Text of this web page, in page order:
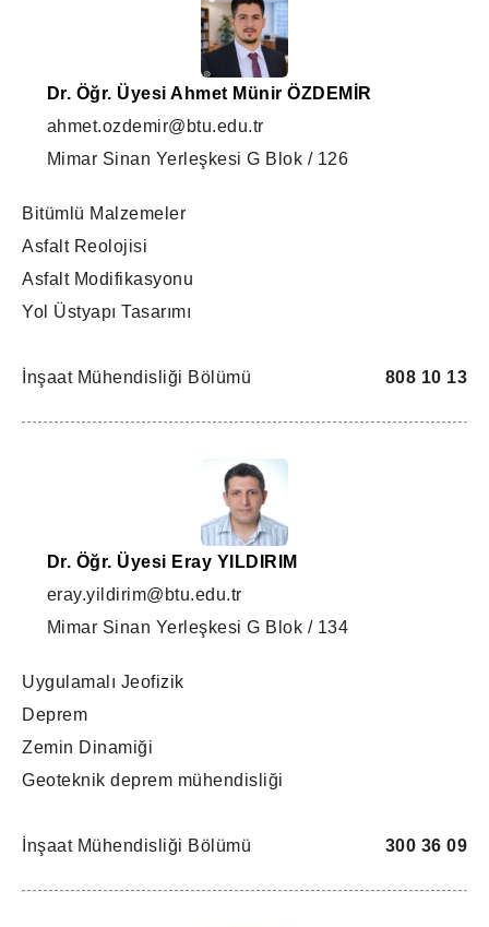
Dr. Öğr. Üyesi Ahmet Münir ÖZDEMİR
ahmet.ozdemir@btu.edu.tr
Mimar Sinan Yerleşkesi G Blok / 126
Bitümlü Malzemeler
Asfalt Reolojisi
Asfalt Modifikasyonu
Yol Üstyapı Tasarımı
808 10 13
İnşaat Mühendisliği Bölümü
Dr. Öğr. Üyesi Eray YILDIRIM
eray.yildirim@btu.edu.tr
Mimar Sinan Yerleşkesi G Blok / 134
Uygulamalı Jeofizik
Deprem
Zemin Dinamiği
Geoteknik deprem mühendisliği
300 36 09
İnşaat Mühendisliği Bölümü